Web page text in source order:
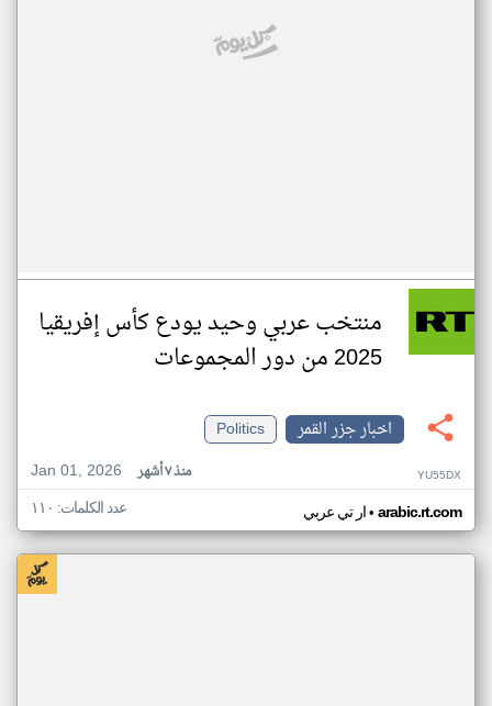
منتخب عربي وحيد يودع كأس إفريقيا
2025 من دور المجموعات
اخبار جزر القمر
Politics
Jan 01, 2026
منذ ٧ أشهر YU55DX
ار تي عربي• arabic.rt.com عدد الكلمات: ١١٠